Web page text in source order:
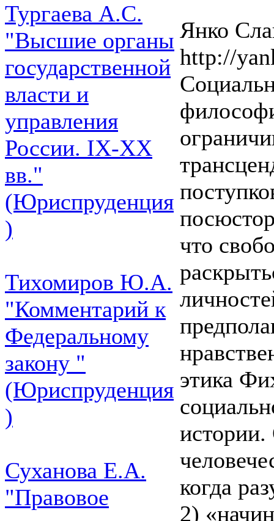
Тургаева А.С.
"Высшие органы
государственной
власти и
управления
России. IХ-ХХ
вв."
(Юриспруденция
)
Тихомиров Ю.А.
"Комментарий к
Федеральному
закону "
(Юриспруденция
)
Суханова Е.А.
"Правовое
Янко
http://
что
этика
истории.
когда
2)